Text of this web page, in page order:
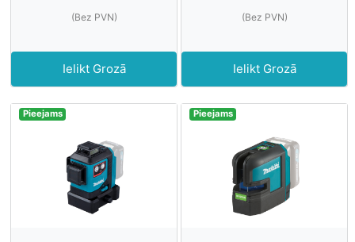
(Bez PVN)
Ielikt Grozā
(Bez PVN)
Ielikt Grozā
Pieejams Pieejams